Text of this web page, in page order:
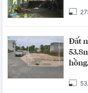
Đất